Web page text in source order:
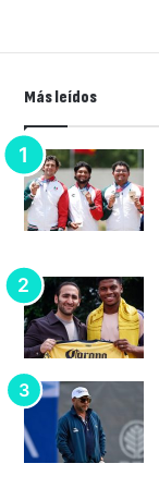
Más leídos